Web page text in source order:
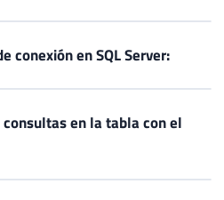
conexión en SQL Server:
en la tabla con el